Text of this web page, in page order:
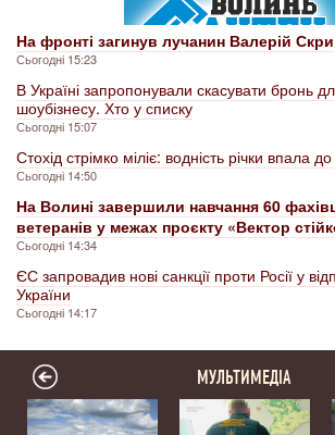
На фронті загинув лучанин Валерій
Сьогодні 15:23
В Україні запропонували скасувати бронь
шоубізнесу. Хто у списку
Сьогодні 15:07
Стохід стрімко міліє: водність річки впала
Сьогодні 14:50
На Волині завершили навчання 60
ветеранів у межах проєкту «Вектор
Сьогодні 14:34
ЄС запровадив нові санкції проти Росії у
України
Сьогодні 14:17
МУЛЬТИМЕДІА